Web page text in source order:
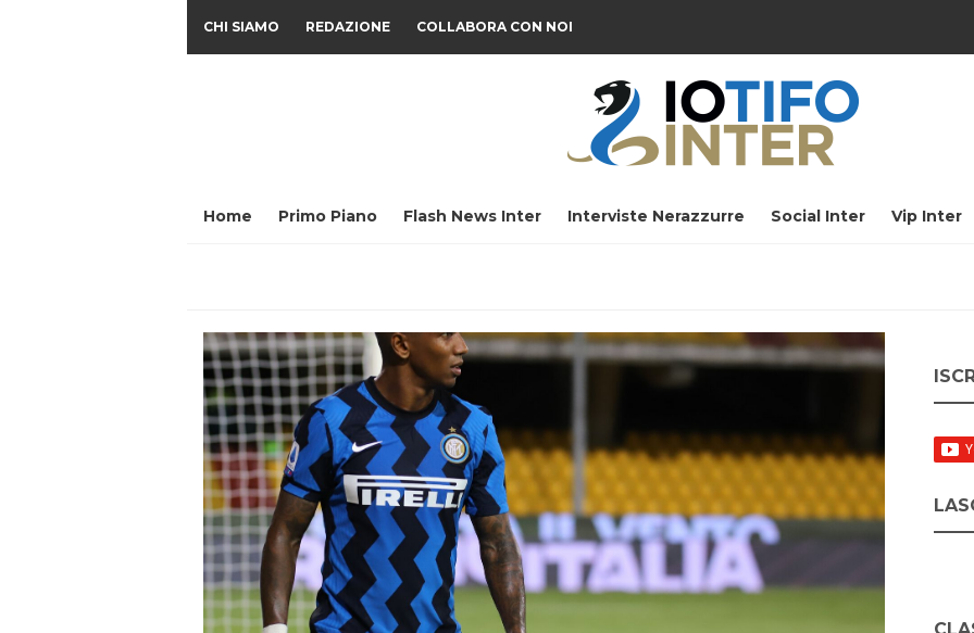
CHI SIAMO REDAZIONE COLLABORA CON NOI
Home Primo Piano Flash News Inter Interviste Nerazzurre Social Inter Vip Inter